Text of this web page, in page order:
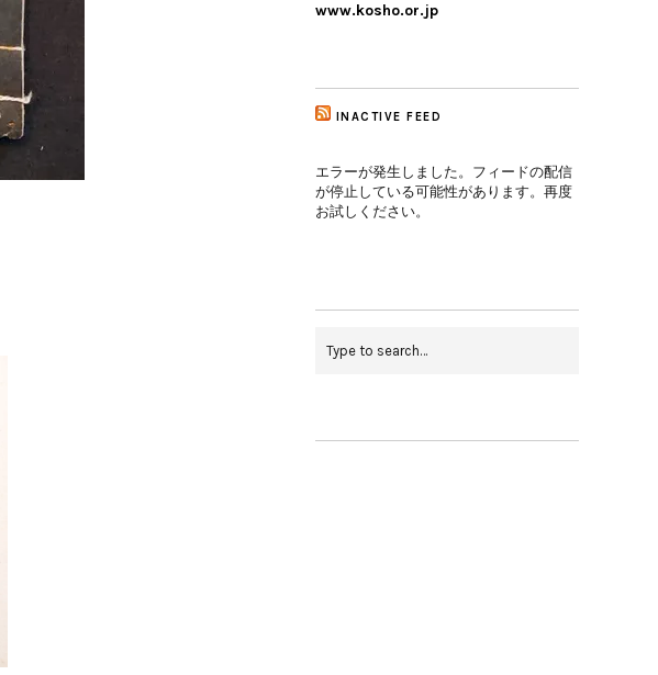
www.kosho.or.jp
INACTIVE FEED
エラーが発生しました。フィードの配信
が停止している可能性があります。再度
お試しください。